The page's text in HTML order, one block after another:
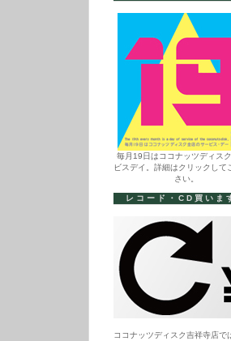
毎月19日はココナッツディス
ビスデイ。詳細はクリックして
さい。
レコード・CD買いま
ココナッツディスク吉祥寺店で